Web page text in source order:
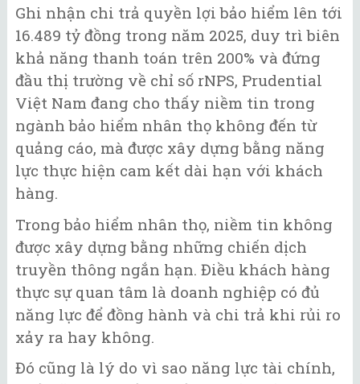
Ghi nhận chi trả quyền lợi bảo hiểm lên tới
16.489 tỷ đồng trong năm 2025, duy trì biên
khả năng thanh toán trên 200% và đứng
đầu thị trường về chỉ số rNPS, Prudential
Việt Nam đang cho thấy niềm tin trong
ngành bảo hiểm nhân thọ không đến từ
quảng cáo, mà được xây dựng bằng năng
lực thực hiện cam kết dài hạn với khách
hàng.
Trong bảo hiểm nhân thọ, niềm tin không
được xây dựng bằng những chiến dịch
truyền thông ngắn hạn. Điều khách hàng
thực sự quan tâm là doanh nghiệp có đủ
năng lực để đồng hành và chi trả khi rủi ro
xảy ra hay không.
Đó cũng là lý do vì sao năng lực tài chính,